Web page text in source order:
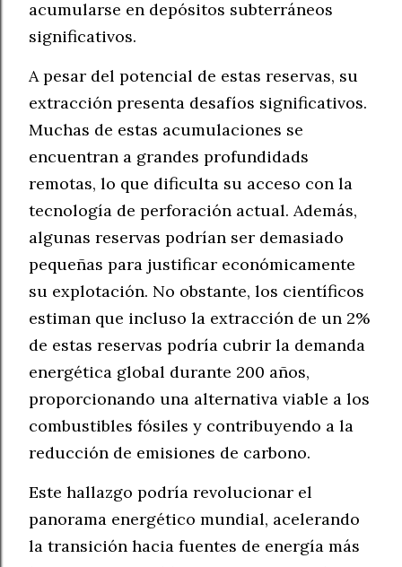
acumularse en depósitos subterráneos
significativos.
A pesar del potencial de estas reservas, su
extracción presenta desafíos significativos.
Muchas de estas acumulaciones se
encuentran a grandes profundidads
remotas, lo que dificulta su acceso con la
tecnología de perforación actual. Además,
algunas reservas podrían ser demasiado
pequeñas para justificar económicamente
su explotación. No obstante, los científicos
estiman que incluso la extracción de un 2%
de estas reservas podría cubrir la demanda
energética global durante 200 años,
proporcionando una alternativa viable a los
combustibles fósiles y contribuyendo a la
reducción de emisiones de carbono.
Este hallazgo podría revolucionar el
panorama energético mundial, acelerando
la transición hacia fuentes de energía más